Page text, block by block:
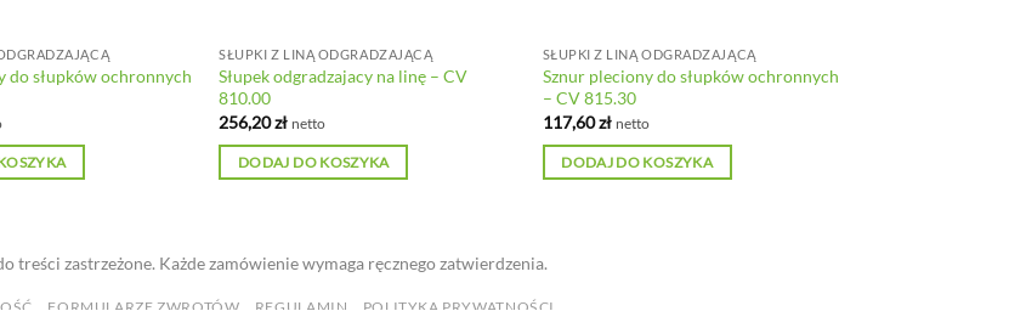
do słupków ochronnych
SŁUPKI Z LINĄ ODGRADZAJĄCĄ
Słupek odgradzajacy na linę – CV
810.00
256,20zł netto
DODAJ DO KOSZYKA
SŁUPKI Z LINĄ ODGRADZAJĄCĄ
Sznur pleciony do słupków ochronnych
– CV 815.30
117,60zł netto
DODAJ DO KOSZYKA
treści zastrzeżone. Każde zamówienie wymaga ręcznego zatwierdzenia.
FORMULARZE ZWROTÓW REGULAMIN POLITYKA PRYWATNOŚCI